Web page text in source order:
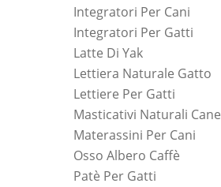
Integratori Per Cani
Integratori Per Gatti
Latte Di Yak
Lettiera Naturale Gatto
Lettiere Per Gatti
Masticativi Naturali Cane
Materassini Per Cani
Osso Albero Caffè
Patè Per Gatti